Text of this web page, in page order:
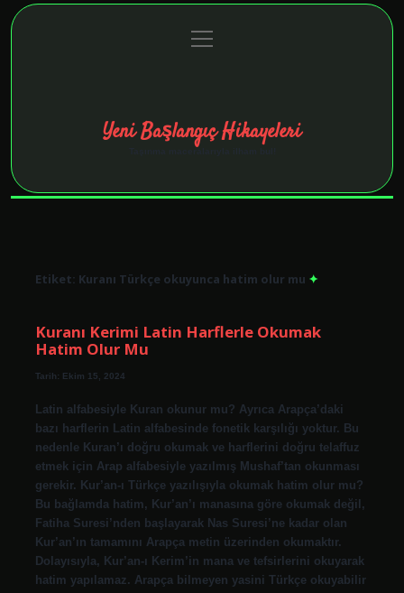
Gizlilik Politikası
menüyü
aç
Yeni Başlangıç Hikayeleri
Etiket: Kuranı Türkçe okuyunca hatim olur mu
Kuranı Kerimi Latin Harflerle Okumak
Hatim Olur Mu
Tarih: Ekim 15, 2024
Latin alfabesiyle Kuran okunur mu? Ayrıca Arapça’daki
bazı harflerin Latin alfabesinde fonetik karşılığı yoktur. Bu
nedenle Kuran’ı doğru okumak ve harflerini doğru telaffuz
etmek için Arap alfabesiyle yazılmış Mushaf’tan okunması
gerekir. Kur’an-ı Türkçe yazılışıyla okumak hatim olur mu?
Bu bağlamda hatim, Kur’an’ı manasına göre okumak değil,
Fatiha Suresi’nden başlayarak Nas Suresi’ne kadar olan
Kur’an’ın tamamını Arapça metin üzerinden okumaktır.
Dolayısıyla, Kur’an-ı Kerim’in mana ve tefsirlerini okuyarak
hatim yapılamaz. Arapça bilmeyen yasini Türkçe okuyabilir